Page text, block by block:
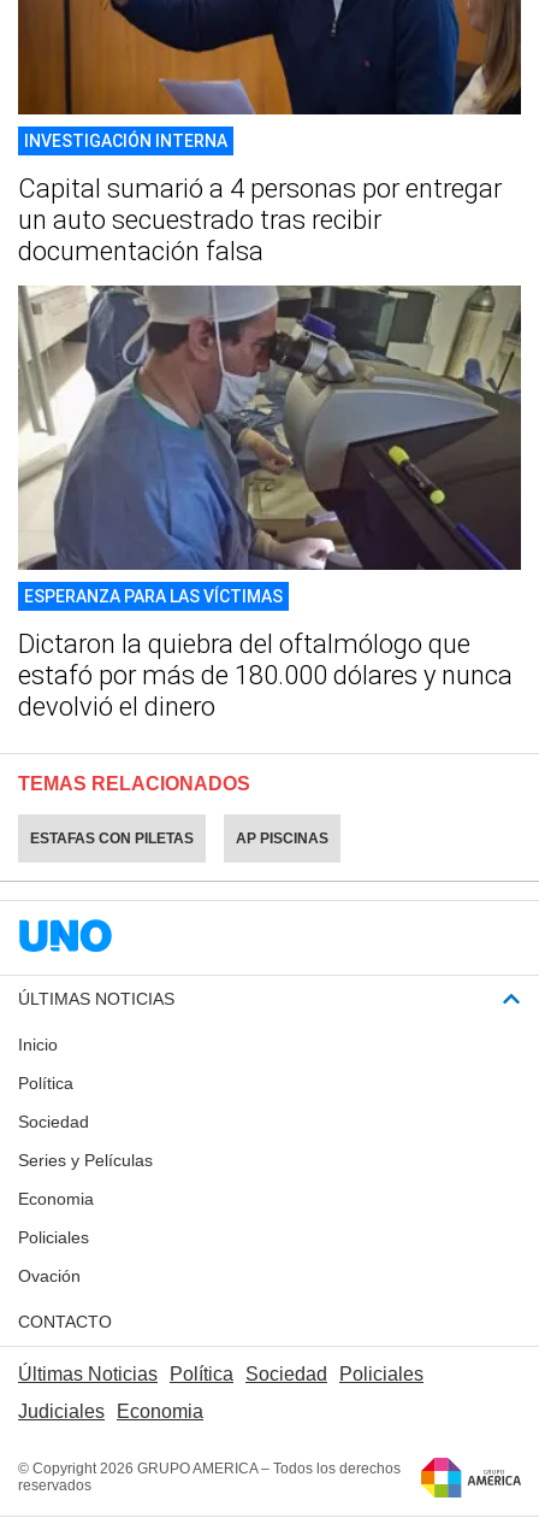
INVESTIGACIÓN INTERNA
Capital sumarió a 4 personas por entregar
un auto secuestrado tras recibir
documentación falsa
ESPERANZA PARA LAS VÍCTIMAS
Dictaron la quiebra del oftalmólogo que
estafó por más de 180.000 dólares y nunca
devolvió el dinero
TEMAS RELACIONADOS
ESTAFAS CON PILETAS AP PISCINAS
ÚLTIMAS NOTICIAS
Inicio
Política
Sociedad
Series y Películas
Economia
Policiales
Ovación
CONTACTO
Últimas Noticias Política Sociedad
Policiales
Judiciales
Economia
© Copyright 2026 GRUPO AMERICA – Todos los derechos
reservados